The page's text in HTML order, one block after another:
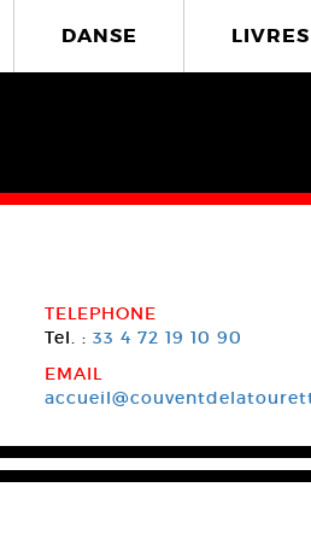
DANSE LIVRES
TELEPHONE
Tel. : 33 4 72 19 10 90
EMAIL